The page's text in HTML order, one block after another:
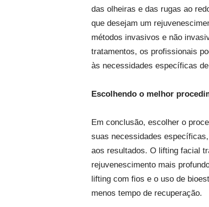
das olheiras e das rugas ao
que desejam um
métodos invasivos e não
tratamentos, os profissionais
às necessidades específicas
Escolhendo o melhor
Em conclusão, escolher o
suas necessidades
aos resultados. O lifting facial
rejuvenescimento mais
lifting com fios e o uso de
menos tempo de recuperação.